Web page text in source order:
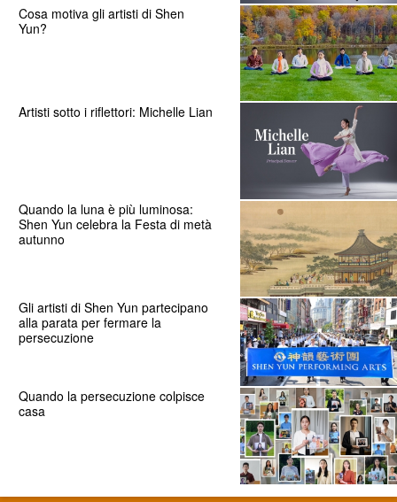
Cosa motiva gli artisti di Shen
Yun?
Artisti sotto i riflettori: Michelle Lian
Quando la luna è più luminosa:
Shen Yun celebra la Festa di metà
autunno
Gli artisti di Shen Yun partecipano
alla parata per fermare la
persecuzione
Quando la persecuzione colpisce
casa